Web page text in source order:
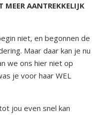
MEER AANTREKKELIJK
niet, en begonnen de
Maar daar kan je nu
we ons hier niet op
je voor haar WEL
jou even snel kan